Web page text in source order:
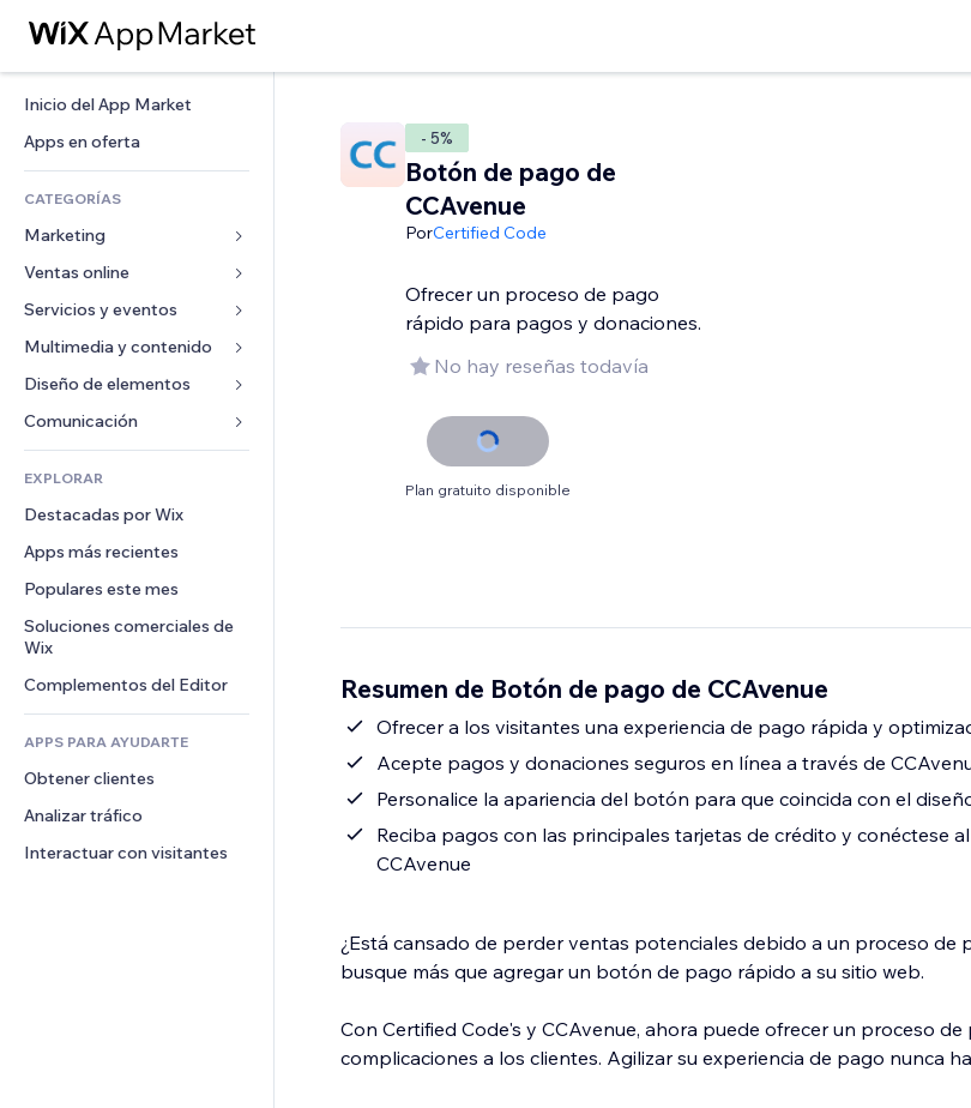
Inicio del App Market
Apps en oferta
CATEGORÍAS
Marketing
Anuncios
Móvil
Analíticas
Anuncios del sitio
Email
Ventas online
Apps para tiendas
Envíos y entregas
Botones de venta
Contabilidad
Cupones y fidelización
Almacenamiento de mercancía
Crowdfunding
Alimentos y bebidas
Servicios y eventos
Hoteles
Eventos
Restaurantes
Inmobiliarias
Reservas
Multimedia y contenido
Galerías
Música
Pódcast
Fotografía
Video
PDF
Compartir archivos
Noticias
Servicios de contenido
Efectos de texto
Diseño de elementos
Mapas y navegación
Privacidad y seguridad
Reloj
Plantillas para páginas
Efectos de imágenes
Botones y menús
Banners e insignias
Calculadoras
Buscar
Formularios
Encuestas
Chat
Comentarios
Teléfono
Comunidad
Reseñas y testimonios
EXPLORAR
Destacadas por Wix
Apps más recientes
Populares este mes
Soluciones comerciales de
Wix
Complementos del Editor
APPS PARA AYUDARTE
Obtener clientes
Analizar tráfico
Interactuar con visitantes
- 5%
Botón de pago de
CCAvenue
PorCertified Code
Ofrecer un proceso de pago
rápido para pagos y donaciones.
No hay reseñas todavía
Plan gratuito disponible
Resumen de Botón de pago de CCAvenue
Ofrecer a los visitantes una experiencia de pago rápida y
Acepte pagos y donaciones seguros en línea a través de
Personalice la apariencia del botón para que coincida con el
Reciba pagos con las principales tarjetas de crédito y conéctese
CCAvenue
¿Está cansado de perder ventas potenciales debido a un proceso de
busque más que agregar un botón de pago rápido a su sitio web.
Con Certified Code's y CCAvenue, ahora puede ofrecer un proceso
complicaciones a los clientes. Agilizar su experiencia de pago nunca